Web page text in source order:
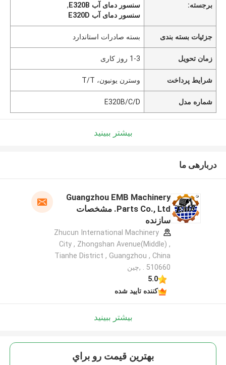
برجسته:
سنسور دمای آب E320B
,
سنسور دمای آب E320D
جزئیات بسته بندی بسته صادرات استاندارد
زمان تحویل 1-3 روز کاری
شرایط پرداخت وسترن یونیون، T/T
شماره مدل E320B/C/D
بیشتر ببینید
دربارهی ما
Guangzhou EMB Machinery
Parts Co., Ltd. مشخصات
سازنده
Zhucun International Machinery
City , Zhongshan Avenue(Middle) ,
Tianhe District , Guangzhou , China
. 510660 ,چین
5.0
کننده تایید شده
بیشتر ببینید
بهترين قيمت رو براي